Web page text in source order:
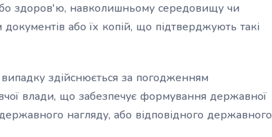
здоров'ю, навколишньому середовищу чи
або їх копій, що підтверджують такі
здійснюється за погодженням
влади, що забезпечує формування державної
нагляду, або відповідного державного